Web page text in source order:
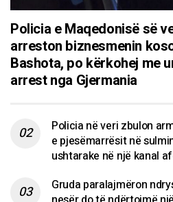
Policia e Maqedonisë së
arreston biznesmenin
Bashota, po kërkohej me
arrest nga Gjermania
Policia në veri zbulon
e pjesëmarrësit në
ushtarake në një kanal
Gruda paralajmëron